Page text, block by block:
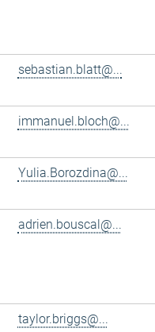
sebastian.blatt@...
immanuel.bloch@...
Yulia.Borozdina@...
adrien.bouscal@...
taylor.briggs@...